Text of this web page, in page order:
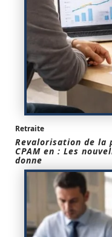
Retraite
Revalorisation de la
CPAM en : Les
donne